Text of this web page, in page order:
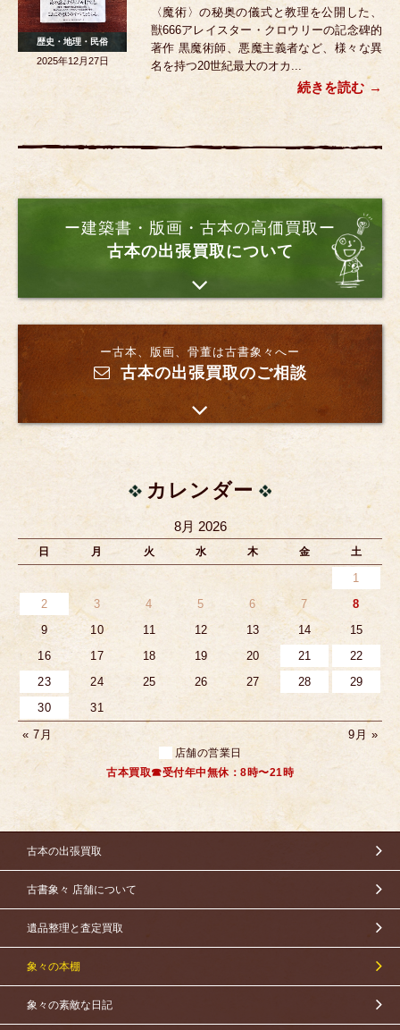
〈魔術〉の秘奥の儀式と教理を公開した、
獣666アレイスター・クロウリーの記念碑的
著作 黒魔術師、悪魔主義者など、様々な異
名を持つ20世紀最大のオカ...
続きを読む
歴史・地理・民俗
2025年12月27日
ー建築書・版画・古本の高価買取ー
古本の出張買取について
ー古本、版画、骨董は古書象々へー
古本の出張買取のご相談
カレンダー
8月 2026
日 月 火 水 木 金 土
1
2
3 4 5 6 7
8
9
10 11 12 13 14
15
16
17 18 19 20 21
22
23
24 25 26 27 28
29
30
31
« 7月
9月 »
店舗の営業日
古本買取☎受付年中無休：8時〜21時
古本の出張買取
古書象々 店舗について
遺品整理と査定買取
象々の本棚
象々の素敵な日記